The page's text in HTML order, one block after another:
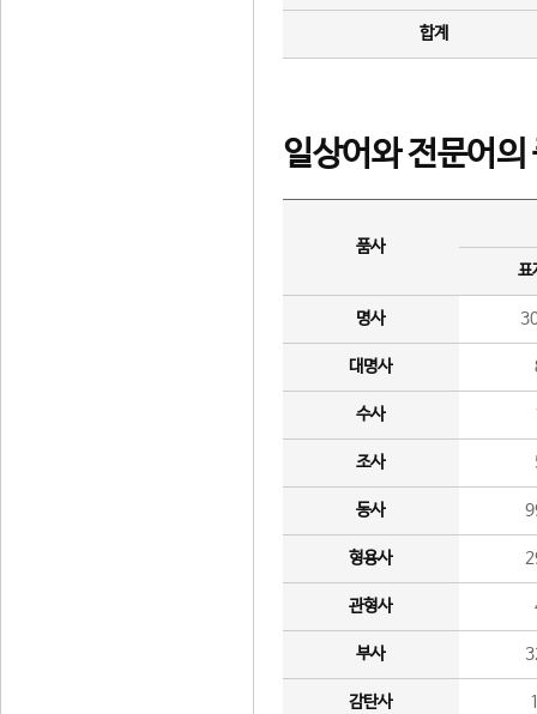
합계
일상어와 전문어의
품사
표
명사
대명사
수사
조사
동사
형용사
관형사
부사
감탄사